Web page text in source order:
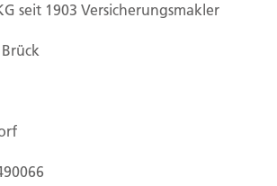
Eigenheim vor Fertigstellung durch
Wohngebäudeversicherung
es sich, sie bereits bei
seit 1903 Versicherungsmakler